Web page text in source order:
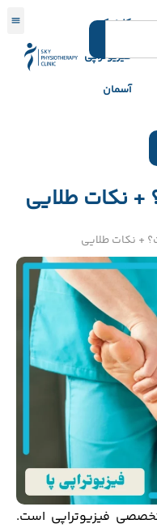
کلینیک
فیزیوتراپی
آسمان
+ نکات طلایی
+ نکات طلایی
فیزیوتراپی است.